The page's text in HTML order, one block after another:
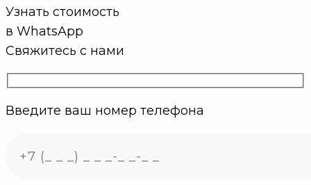
Узнать стоимость
в WhatsApp
Свяжитесь с нами
Введите ваш номер телефона